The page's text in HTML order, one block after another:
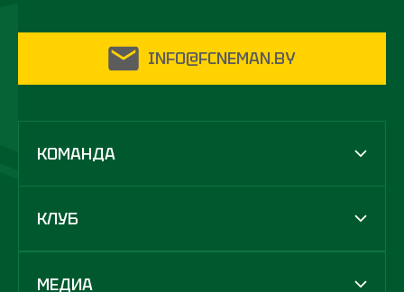
INFO@FCNEMAN.BY
КОМАНДА
КЛУБ
МЕДИА